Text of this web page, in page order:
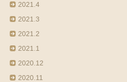
2021.4
2021.3
2021.2
2021.1
2020.12
2020.11